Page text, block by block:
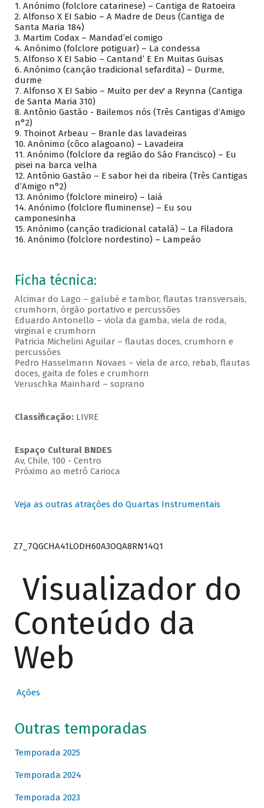
1. Anónimo (folclore catarinese) – Cantiga de Ratoeira
2. Alfonso X EI Sabio – A Madre de Deus (Cantiga de
Santa Maria 184)
3. Martim Codax – Mandad’ei comigo
4. Anónimo (folclore potiguar) – La condessa
5. Alfonso X EI Sabio – Cantand’ E En Muitas Guisas
6. Anónimo (canção tradicional sefardita) – Durme,
durme
7. Alfonso X EI Sabio – Muito per dev' a Reynna (Cantiga
de Santa Maria 310)
8. Antônio Gastão - Bailemos nós (Três Cantigas d’Amigo
n°2)
9. Thoinot Arbeau – Branle das lavadeiras
10. Anónimo (côco alagoano) – Lavadeira
11. Anónimo (folclore da região do São Francisco) – Eu
pisei na barca velha
12. Antônio Gastão – E sabor hei da ribeira (Três Cantigas
d’Amigo n°2)
13. Anónimo (folclore mineiro) – laiá
14. Anónimo (folclore fluminense) – Eu sou
camponesinha
15. Anónimo (canção tradicional catalã) – La Filadora
16. Anónimo (folclore nordestino) – Lampeão
Ficha técnica:
Alcimar do Lago – galubé e tambor, flautas transversais,
crumhorn, órgão portativo e percussões
Eduardo Antonello – viola da gamba, viela de roda,
virginal e crumhorn
Patricia Michelini Aguilar – flautas doces, crumhorn e
percussões
Pedro Hasselmann Novaes – viela de arco, rebab, flautas
doces, gaita de foles e crumhorn
Veruschka Mainhard – soprano
Classificação:LIVRE
Espaço Cultural BNDES
Av, Chile, 100 - Centro
Próximo ao metrô Carioca
Veja as outras atrações do Quartas Instrumentais
Z7_7QGCHA41LODH60A3OQA8RN14Q1
Visualizador do
Conteúdo da
Web
Ações
Outras temporadas
Temporada 2025
Temporada 2024
Temporada 2023